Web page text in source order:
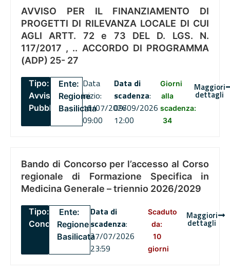
AVVISO PER IL FINANZIAMENTO DI
PROGETTI DI RILEVANZA LOCALE DI CUI
AGLI ARTT. 72 e 73 DEL D. LGS. N.
117/2017 , .. ACCORDO DI PROGRAMMA
(ADP) 25- 27
Tipo:
Avviso
Pubblico
Ente:
Regione
Basilicata
Data
inizio:
16/07/2026
09:00
Data di
scadenza:
09/09/2026
12:00
Giorni
alla
scadenza:
34
Maggiori
dettagli
Bando di Concorso per l’accesso al Corso
regionale di Formazione Specifica in
Medicina Generale – triennio 2026/2029
Tipo:
Concorsi
Ente:
Regione
Basilicata
Data di
scadenza:
27/07/2026
23:59
Scaduto
da:
10
giorni
Maggiori
dettagli